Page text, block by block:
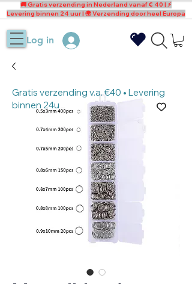
Log in
🚚 Gratis verzending in Nederland vanaf € 40 | ⚡
Levering binnen 24 uur | 🌍 Verzending door heel Europa
Gratis verzending v.a. €40 • Levering
binnen 24u